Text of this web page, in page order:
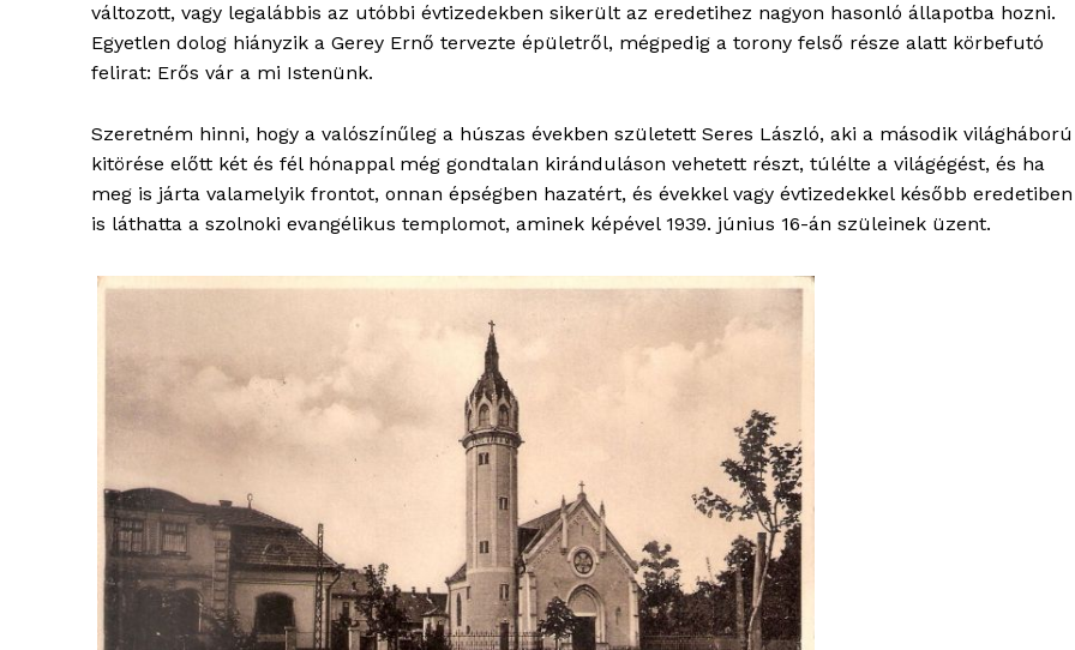
változott, vagy legalábbis az utóbbi évtizedekben sikerült az eredetihez nagyon hasonló állapotba hozni.
Egyetlen dolog hiányzik a Gerey Ernő tervezte épületről, mégpedig a torony felső része alatt körbefutó
felirat: Erős vár a mi Istenünk.
Szeretném hinni, hogy a valószínűleg a húszas években született Seres László, aki a második világháború
kitörése előtt két és fél hónappal még gondtalan kiránduláson vehetett részt, túlélte a világégést, és ha
meg is járta valamelyik frontot, onnan épségben hazatért, és évekkel vagy évtizedekkel később eredetiben
is láthatta a szolnoki evangélikus templomot, aminek képével 1939. június 16-án szüleinek üzent.